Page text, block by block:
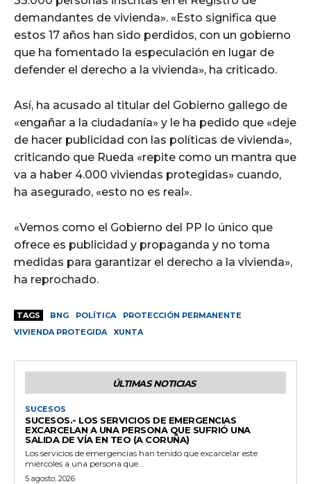
demandantes de vivienda». «Esto significa que
estos 17 años han sido perdidos, con un gobierno
que ha fomentado la especulación en lugar de
defender el derecho a la vivienda», ha criticado.
Así, ha acusado al titular del Gobierno gallego de
«engañar a la ciudadanía» y le ha pedido que «deje
de hacer publicidad con las políticas de vivienda»,
criticando que Rueda «repite como un mantra que
va a haber 4.000 viviendas protegidas» cuando,
ha asegurado, «esto no es real».
«Vemos como el Gobierno del PP lo único que
ofrece es publicidad y propaganda y no toma
medidas para garantizar el derecho a la vivienda»,
ha reprochado.
TAGS BNG POLÍTICA
PROTECCIÓN PERMANENTE
VIVIENDA PROTEGIDA
XUNTA
ÚLTIMAS NOTICIAS
SUCESOS
SUCESOS.- LOS SERVICIOS DE EMERGENCIAS
EXCARCELAN A UNA PERSONA QUE SUFRIÓ UNA
SALIDA DE VÍA EN TEO (A CORUÑA)
Los servicios de emergencias han tenido que excarcelar este
miércoles a una persona que...
5 agosto, 2026